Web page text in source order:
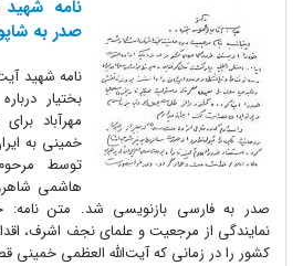
نامه شهید
صدر به شاپور
نامه شهید آیت
بختیار
مهرآباد برای
توسط
هاشمی
صدر به فارسی بازنویسی شد. متن نامه:
نمایندگی از مرجعیت و علمای نجف اشرف،
کشور را در زمانی که آیت‌الله العظمی خمینی